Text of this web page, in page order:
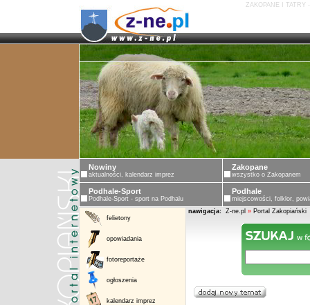
ZAKOPANE I TATRY
Nowiny
aktualności, kalendarz imprez
Zakopane
wszystko o Zakopanem
Podhale-Sport
Podhale-Sport - sport na Podhalu
Podhale
miejscowości, folklor,
felietony
opowiadania
fotoreportaże
ogłoszenia
kalendarz imprez
nawigacja: Z-ne.pl » Portal Zakopiański